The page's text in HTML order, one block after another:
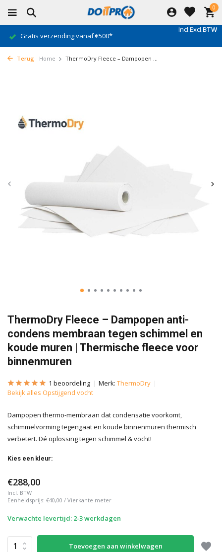
0
Incl.Excl.BTW
Gratis verzending vanaf €500*
Terug Home ThermoDry Fleece – Dampopen ...
ThermoDry Fleece – Dampopen anti-
condens membraan tegen schimmel en
koude muren | Thermische fleece voor
binnenmuren
1 beoordeling Merk: ThermoDry
Bekijk alles Opstijgend vocht
Dampopen thermo-membraan dat condensatie voorkomt,
schimmelvorming tegengaat en koude binnenmuren thermisch
verbetert. Dé oplossing tegen schimmel & vocht!
Kies een kleur:
€288,00
Incl. BTW
Eenheidsprijs: €40,00 / Vierkante meter
Verwachte levertijd: 2-3 werkdagen
Toevoegen aan winkelwagen